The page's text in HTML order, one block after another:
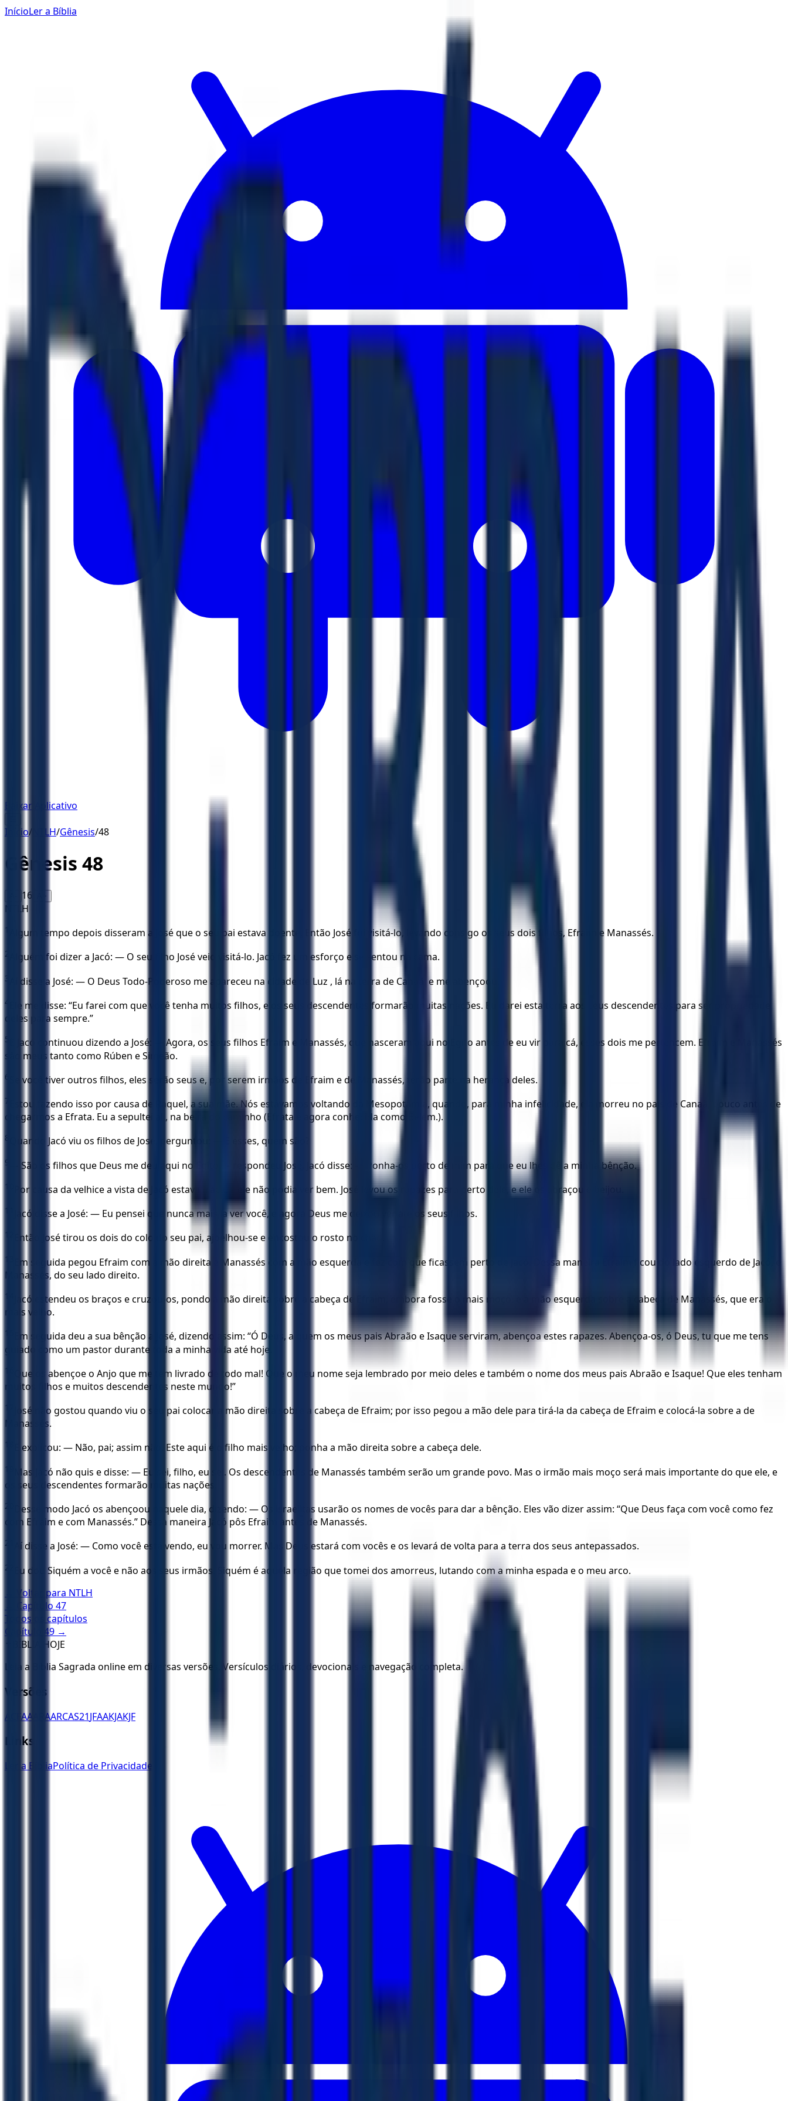
InícioLer a Bíblia
Baixar Aplicativo
Início/ NTLH/Gênesis/48
Gênesis 48
16 A+
NTLH
1 Algum tempo depois disseram a José que o seu pai estava doente. Então José foi visitá-lo, levando consigo os seus dois filhos, Efraim e Manassés.
2 Alguém foi dizer a Jacó: — O seu filho José veio visitá-lo. Jacó fez um esforço e se sentou na cama.
3 Aí disse a José: — O Deus Todo-Poderoso me apareceu na cidade de Luz , lá na terra de Canaã, e me abençoou.
4
Ele me disse: “Eu farei com que você tenha muitos filhos, e os seus descendentes formarão muitas nações. Eu darei esta terra aos seus descendentes para ser propriedade
deles para sempre.”
5
E Jacó continuou dizendo a José: — Agora, os seus filhos Efraim e Manassés, que nasceram aqui no Egito antes de eu vir para cá, esses dois me pertencem. Efraim e Manassés
são meus tanto como Rúben e Simeão.
6 Se você tiver outros filhos, eles serão seus e, por serem irmãos de Efraim e de Manassés, terão parte na herança deles.
7
Estou fazendo isso por causa de Raquel, a sua mãe. Nós estávamos voltando da Mesopotâmia, quando, para minha infelicidade, ela morreu no país de Canaã, pouco antes de
chegarmos a Efrata. Eu a sepultei ali, na beira do caminho (Efrata é agora conhecida como Belém.).
8 Quando Jacó viu os filhos de José, perguntou: — E esses, quem são?
9 — São os filhos que Deus me deu aqui no Egito — respondeu José. Jacó disse: — Ponha-os perto de mim para que eu lhes dê a minha bênção.
10 Por causa da velhice a vista de Jacó estava fraca, e ele não podia ver bem. José levou os rapazes para perto dele, e ele os abraçou e beijou.
11 Jacó disse a José: — Eu pensei que nunca mais ia ver você, e agora Deus me deixou ver até os seus filhos.
12 Então José tirou os dois do colo do seu pai, ajoelhou-se e encostou o rosto no chão.
13
Em seguida pegou Efraim com a mão direita e Manassés com a mão esquerda e fez com que ficassem perto de Jacó. Dessa maneira Efraim ficou do lado esquerdo de Jacó, e
Manassés, do seu lado direito.
14
Jacó estendeu os braços e cruzou-os, pondo a mão direita sobre a cabeça de Efraim, embora fosse o mais moço, e a mão esquerda sobre a cabeça de Manassés, que era o
mais velho.
15
Em seguida deu a sua bênção a José, dizendo assim: “Ó Deus, a quem os meus pais Abraão e Isaque serviram, abençoa estes rapazes. Abençoa-os, ó Deus, tu que me tens
guiado como um pastor durante toda a minha vida até hoje.
16
Que os abençoe o Anjo que me tem livrado de todo mal! Que o meu nome seja lembrado por meio deles e também o nome dos meus pais Abraão e Isaque! Que eles tenham
muitos filhos e muitos descendentes neste mundo!”
17
José não gostou quando viu o seu pai colocar a mão direita sobre a cabeça de Efraim; por isso pegou a mão dele para tirá-la da cabeça de Efraim e colocá-la sobre a de
Manassés.
18 E explicou: — Não, pai; assim não. Este aqui é o filho mais velho; ponha a mão direita sobre a cabeça dele.
19
Mas Jacó não quis e disse: — Eu sei, filho, eu sei. Os descendentes de Manassés também serão um grande povo. Mas o irmão mais moço será mais importante do que ele, e
os seus descendentes formarão muitas nações.
20
Desse modo Jacó os abençoou naquele dia, dizendo: — Os israelitas usarão os nomes de vocês para dar a bênção. Eles vão dizer assim: “Que Deus faça com você como fez
com Efraim e com Manassés.” Dessa maneira Jacó pôs Efraim antes de Manassés.
21 Aí disse a José: — Como você está vendo, eu vou morrer. Mas Deus estará com vocês e os levará de volta para a terra dos seus antepassados.
22
Eu dou Siquém a você e não aos seus irmãos. Siquém é aquela região que tomei dos amorreus, lutando com a minha espada e o meu arco.
← Voltar para NTLH
← Capítulo 47
Todos os capítulos
Capítulo
49 →
BÍBLIA HOJE
Leia a Bíblia Sagrada online em diversas versões. Versículos diários, devocionais e navegação completa.
Versões
ACFAA ARAARCAS21JFAAKJAKJF
Links
Ler a BíbliaPolítica de Privacidade